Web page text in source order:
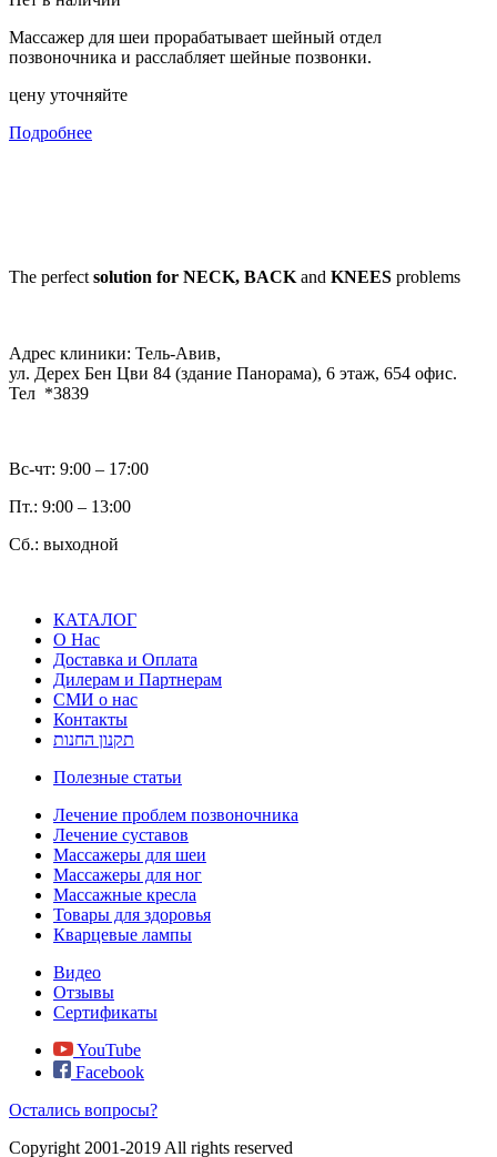
Массажер для шеи прорабатывает шейный отдел
позвоночника и расслабляет шейные позвонки.
цену уточняйте
Подробнее
The perfect solution for NECK, BACK and KNEES problems
Адрес клиники: Тель-Авив,
ул. Дерех Бен Цви 84 (здание Панорама), 6 этаж, 654 офис.
Тел *3839
Вс-чт: 9:00 – 17:00
Пт.: 9:00 – 13:00
Сб.: выходной
КАТАЛОГ
О Нас
Доставка и Оплата
Дилерам и Партнерам
СМИ о нас
Контакты
תקנון החנות
Полезные статьи
Лечение проблем позвоночника
Лечение суставов
Массажеры для шеи
Массажеры для ног
Массажные кресла
Товары для здоровья
Кварцевые лампы
Видео
Отзывы
Сертификаты
YouTube
Facebook
Остались вопросы?
Copyright 2001-2019 All rights reserved